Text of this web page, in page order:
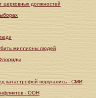
церковных должностей
миллионы людей
катастрофой поругались - СМИ
- ООН